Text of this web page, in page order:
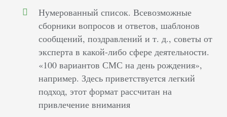
Нумерованный список. Всевозможные
сборники вопросов и ответов, шаблонов
сообщений, поздравлений и т. д., советы от
эксперта в какой-либо сфере деятельности.
«100 вариантов СМС на день рождения»,
например. Здесь приветствуется легкий
подход, этот формат рассчитан на
привлечение внимания